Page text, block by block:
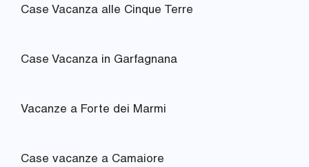
Case Vacanza alle Cinque Terre
Case Vacanza in Garfagnana
Vacanze a Forte dei Marmi
Case vacanze a Camaiore